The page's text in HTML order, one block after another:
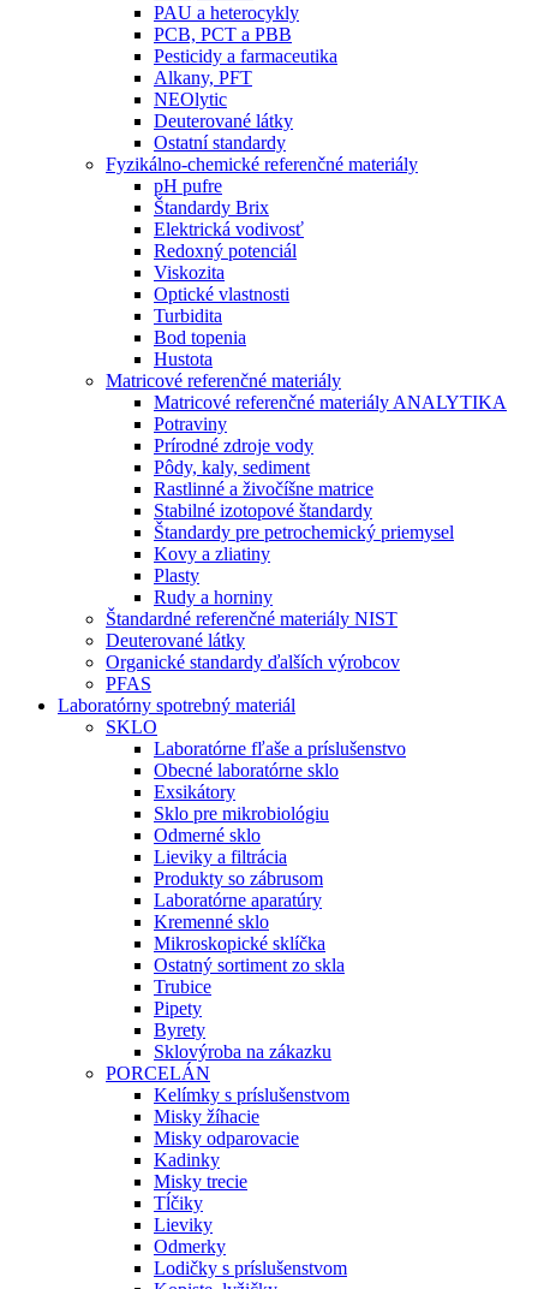
PAU a heterocykly
PCB, PCT a PBB
Pesticidy a farmaceutika
Alkany, PFT
NEOlytic
Deuterované látky
Ostatní standardy
Fyzikálno-chemické referenčné materiály
pH pufre
Štandardy Brix
Elektrická vodivosť
Redoxný potenciál
Viskozita
Optické vlastnosti
Turbidita
Bod topenia
Hustota
Matricové referenčné materiály
Matricové referenčné materiály ANALYTIKA
Potraviny
Prírodné zdroje vody
Pôdy, kaly, sediment
Rastlinné a živočíšne matrice
Stabilné izotopové štandardy
Štandardy pre petrochemický priemysel
Kovy a zliatiny
Plasty
Rudy a horniny
Štandardné referenčné materiály NIST
Deuterované látky
Organické standardy ďalších výrobcov
PFAS
Laboratórny spotrebný materiál
SKLO
Laboratórne fľaše a príslušenstvo
Obecné laboratórne sklo
Exsikátory
Sklo pre mikrobiológiu
Odmerné sklo
Lieviky a filtrácia
Produkty so zábrusom
Laboratórne aparatúry
Kremenné sklo
Mikroskopické sklíčka
Ostatný sortiment zo skla
Trubice
Pipety
Byrety
Sklovýroba na zákazku
PORCELÁN
Kelímky s príslušenstvom
Misky žíhacie
Misky odparovacie
Kadinky
Misky trecie
Tĺčiky
Lieviky
Odmerky
Lodičky s príslušenstvom